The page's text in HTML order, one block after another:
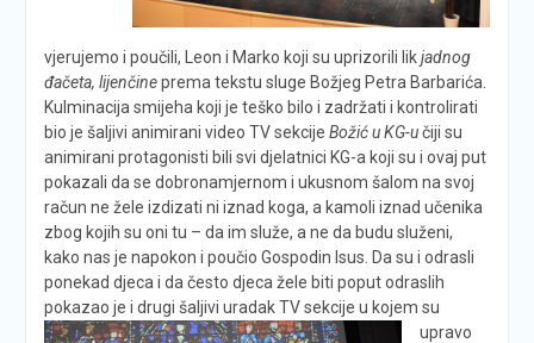
vjerujemo i poučili, Leon i Marko koji su uprizorili likjadnog
đačeta, lijenčineprema tekstu sluge Božjeg Petra Barbarića.
Kulminacija smijeha koji je teško bilo i zadržati i kontrolirati
bio je šaljivi animirani video TV sekcije Božić u KG-učiji su
animirani protagonisti bili svi djelatnici KG-a koji su i ovaj put
pokazali da se dobronamjernom i ukusnom šalom na svoj
račun ne žele izdizati ni iznad koga, a kamoli iznad učenika
zbog kojih su oni tu – da im služe, a ne da budu služeni,
kako nas je napokon i poučio Gospodin Isus. Da su i odrasli
ponekad djeca i da često djeca žele biti poput odraslih
pokazao je i drugi šaljivi uradak TVsekcije u kojem su
upravo